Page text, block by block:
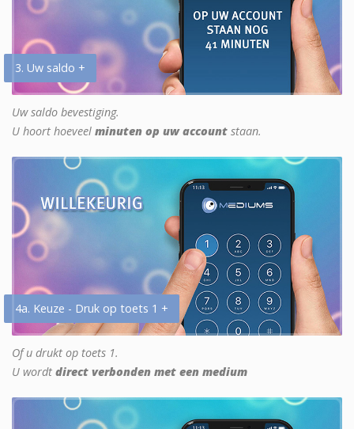
3. Uw saldo +
Uw saldo bevestiging.
U hoort hoeveel minuten op uw account staan.
4a. Keuze - Druk op toets 1 +
Of u drukt op toets 1.
U wordt direct verbonden met een medium